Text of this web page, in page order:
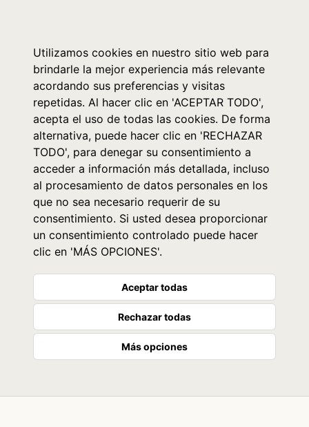
Utilizamos cookies en nuestro sitio web para
brindarle la mejor experiencia más relevante
acordando sus preferencias y visitas
repetidas. Al hacer clic en 'ACEPTAR TODO',
acepta el uso de todas las cookies. De forma
alternativa, puede hacer clic en 'RECHAZAR
TODO', para denegar su consentimiento a
acceder a información más detallada, incluso
al procesamiento de datos personales en los
que no sea necesario requerir de su
consentimiento. Si usted desea proporcionar
un consentimiento controlado puede hacer
clic en 'MÁS OPCIONES'.
Aceptar todas
Rechazar todas
Más opciones